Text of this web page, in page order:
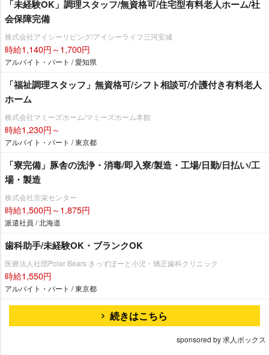
「未経験OK」調理スタッフ/無資格可/住宅型有料老人ホーム/社
会保障完備
株式会社アイシーリビング/アイシーライフ三河安城
時給1,140円～1,700円
アルバイト・パート / 愛知県
「福祉調理スタッフ」無資格可/シフト相談可/介護付き有料老人
ホーム
株式会社マミーズホーム/マミーズホーム本館
時給1,230円～
アルバイト・パート / 東京都
「寮完備」豚舎の洗浄・消毒/即入寮/製造・工場/日勤/日払い/工
場・製造
株式会社京栄センター
時給1,500円～1,875円
派遣社員 / 北海道
歯科助手/未経験OK・ブランクOK
医療法人社団Polar Bears きっずぽーと小児・矯正歯科クリニック
時給1,550円
アルバイト・パート / 東京都
続きはこちら
sponsored by 求人ボックス